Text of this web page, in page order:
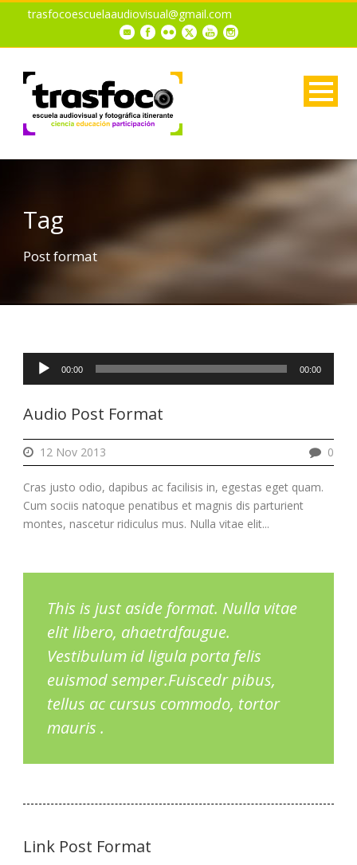
trasfocoescuelaaudiovisual@gmail.com
Tag
Post format
Reproductor
00:00 00:00
Audio Post Format
12 Nov 2013 0
Cras justo odio, dapibus ac facilisis in, egestas eget quam.
Cum sociis natoque penatibus et magnis dis parturient
montes, nascetur ridiculus mus. Nulla vitae elit...
This is just aside format. Nulla vitae
elit libero, ahaetrdfaugue.
Vestibulum id ligula porta felis
euismod semper.Fuiscedr pibus,
tellus ac cursus commodo, tortor
mauris .
Link Post Format